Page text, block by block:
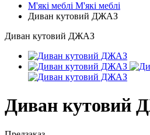
М'які меблі М'які меблі
Диван кутовий ДЖАЗ
Диван кутовий ДЖАЗ
Диван кутовий